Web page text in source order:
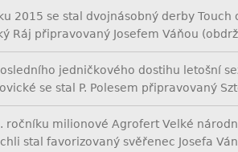
2015 se stal dvojnásobný derby Touch
Ráj připravovaný Josefem Váňou
jedničkového dostihu letošní
se stal P. Polesem připravovaný
ročníku milionové Agrofert Velké
stal favorizovaný svěřenec Josefa